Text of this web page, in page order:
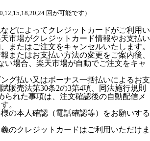
回が可能です）
どによってクレジットカードがご利用い
市場がクレジットカード情報やお支払い
またはご注文をキャンセルいたします。
またはお支払い方法の変更をご案内後、
い場合、楽天市場が自動でご注文をキャ
グ払い又はボーナス一括払いによるお支
販売法第30条2の3第4項、同法施行規則
られた事項は、注文確認後の自動配信メ
。
の本人確認（電話確認等）をお願いする
のクレジットカードはご利用いただけま